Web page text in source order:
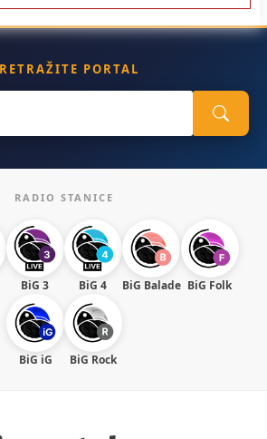
PORTAL
RADIO STANICE
BiG 3 BiG 4 BiG Balade BiG Folk
BiG iG BiG Rock